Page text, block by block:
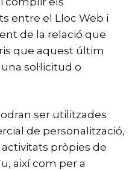
entre el Lloc Web i
de la relació que
que aquest últim
sol·licitud o
ser utilitzades
de personalització,
pròpies de
així com per a